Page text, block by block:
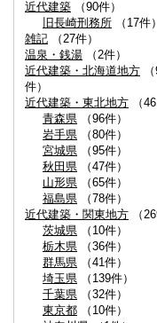
近代建築 （90件）
旧長崎刑務所 （17件）
雑記 （27件）
温泉・銭湯 （2件）
近代建築・北海道地方
件）
近代建築・東北地方 （
青森県 （96件）
岩手県 （80件）
宮城県 （95件）
秋田県 （47件）
山形県 （65件）
福島県 （78件）
近代建築・関東地方 （
茨城県 （10件）
栃木県 （36件）
群馬県 （41件）
埼玉県 （139件）
千葉県 （32件）
東京都 （10件）